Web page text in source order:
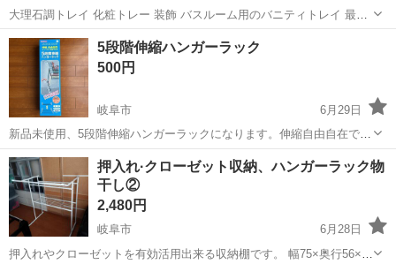
大理石調トレイ 化粧トレー 装飾 バスルーム用のバニティトレイ 最後
までお読みください。 ※商品が売れてしまっているケースがございま
す。 必ずご連絡頂き、ご来店くださいませ。 ✿店頭にて同時販売して
おります。 ご来店さ...
岐阜 岐阜市 柳津駅 洗濯用品
5段階伸縮ハンガーラック
500円
岐阜市
6月29日
新品未使用、5段階伸縮ハンガーラックになります。伸縮自由自在でコ
ンパクトに収納できます。 購入しましたが使用しませんでした。 半額
以下です！
岐阜 岐阜市 洗濯用品 ラック
押入れ·クローゼット収納、ハンガーラック物
干し②
2,480円
岐阜市
6月28日
押入れやクローゼットを有効活用出来る収納棚です。 幅75×奥行56×高